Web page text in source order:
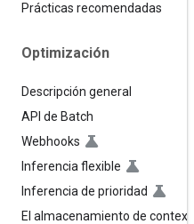
Prácticas recomendadas
Optimización
Descripción general
API de Batch
Webhooks
Inferencia flexible
Inferencia de prioridad
El almacenamiento de contexto